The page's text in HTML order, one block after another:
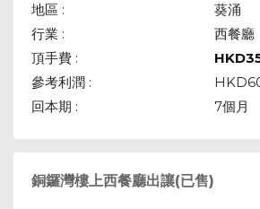
地區 :
葵涌
行業 :
西餐廳
頂手費 :
HKD
參考利潤 :
回本期 :
7個月
銅鑼灣樓上西餐廳出讓(已售)